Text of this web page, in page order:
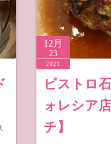
12月
23
2021
ビストロ
ォレシア
チ】